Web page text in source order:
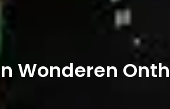
Wonderen